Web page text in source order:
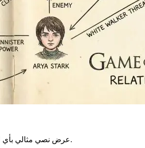
عرض نصي مثالي بأي لغة. من الإنجليزية إلى الأحرف الصينية: توقع طباعة واضحة ومقروءة على صورك.